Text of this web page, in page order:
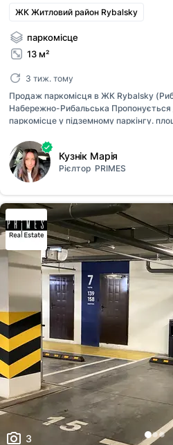
ЖК Житловий район Rybalsky
паркомісце
13 м²
3 тиж. тому
Продаж паркомісця в ЖК Rybalsky
Набережно-Рибальська
паркомісце у підземному паркінгу.
доступ до будинку Паркомісце
складних маневрів — ідеально
використання, так і для інвестиції. Є
паркомісця поруч — зручно для сім’ї
Кузнік Марія
Рієлтор PRIMES
3